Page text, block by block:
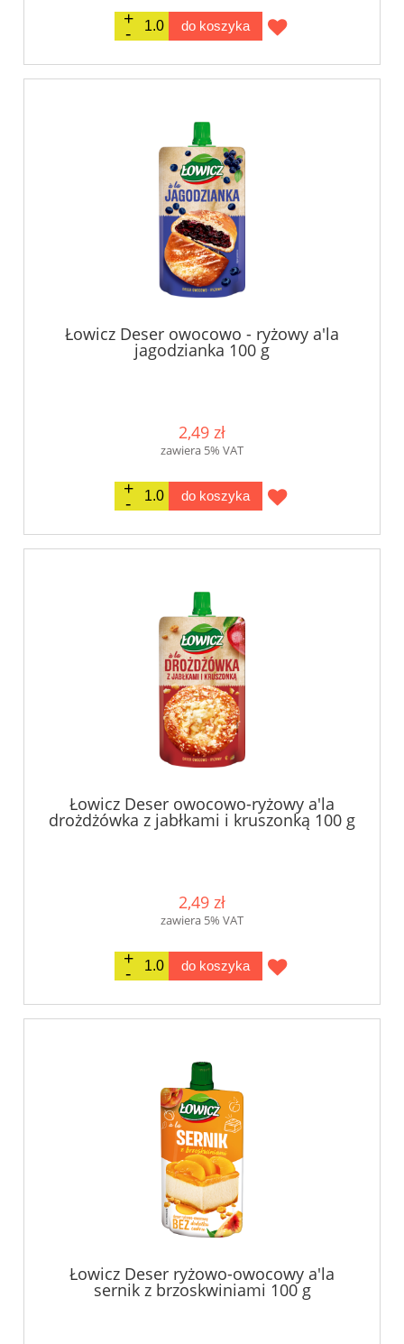
do koszyka
Łowicz Deser owocowo - ryżowy a'la
jagodzianka 100 g
2,49 zł
zawiera 5% VAT
do koszyka
Łowicz Deser owocowo-ryżowy a'la
drożdżówka z jabłkami i kruszonką 100 g
2,49 zł
zawiera 5% VAT
do koszyka
Łowicz Deser ryżowo-owocowy a'la
sernik z brzoskwiniami 100 g